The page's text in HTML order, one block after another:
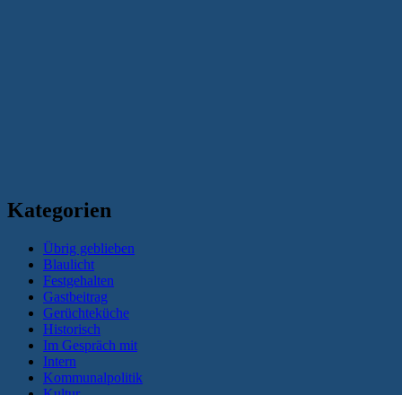
Kategorien
Übrig geblieben
Blaulicht
Festgehalten
Gastbeitrag
Gerüchteküche
Historisch
Im Gespräch mit
Intern
Kommunalpolitik